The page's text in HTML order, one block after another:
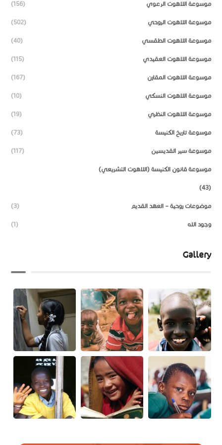
موسوعة اللاهوت الرعوي (156)
موسوعة اللاهوت الروحي (502)
موسوعة اللاهوت الطقسي (40)
موسوعة اللاهوت العقيدي (115)
موسوعة اللاهوت المقارن (167)
موسوعة اللاهوت النسكي (10)
موسوعة اللاهوت النظري (19)
موسوعة تاريخ الكنيسة (73)
موسوعة سير القديسين (117)
موسوعة قانون الكنيسة (اللاهوت التشريعي)
(43)
موضوعات روحية – العهد القديم (3)
وجود الله (1)
Gallery